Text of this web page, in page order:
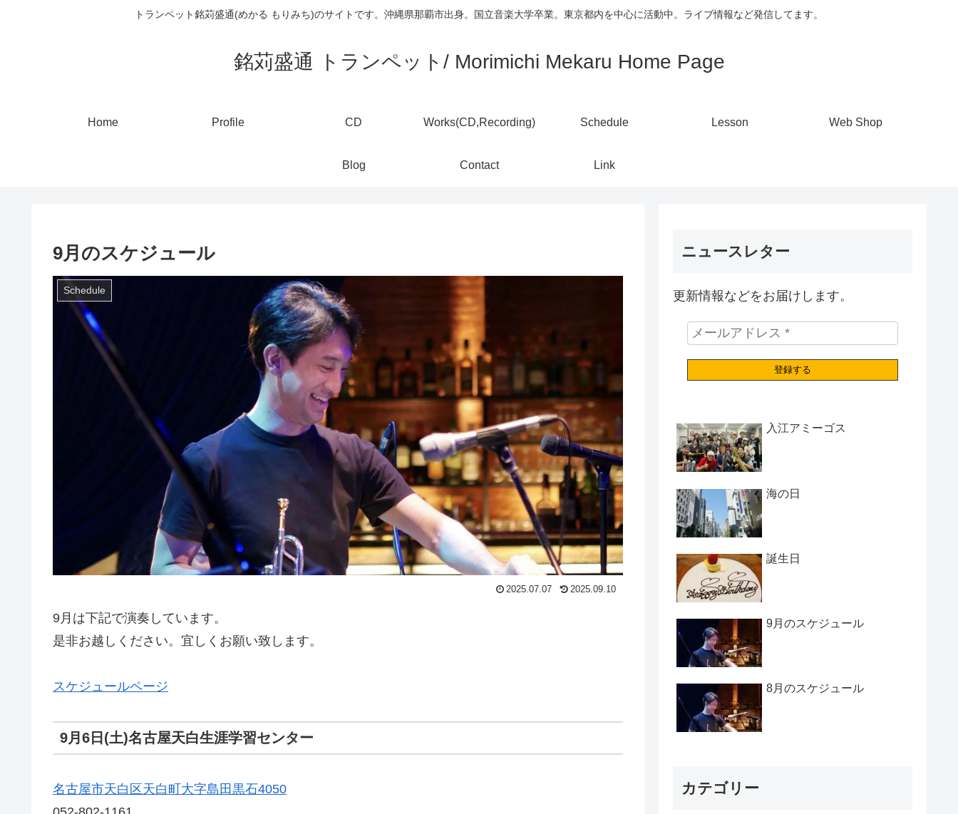
トランペット銘苅盛通(めかる もりみち)のサイトです。沖縄県那覇市出身。国立音楽大学卒業。東京都内を中心に活動中。ライブ情報など発信してます。
銘苅盛通 トランペット/ Morimichi Mekaru Home Page
Home Profile CD Works(CD,Recording) Schedule Lesson Web Shop
Blog Contact Link
9月のスケジュール
Schedule
2025.07.07 2025.09.10
9月は下記で演奏しています。
是非お越しください。宜しくお願い致します。
スケジュールページ
9月6日(土)名古屋天白生涯学習センター
名古屋市天白区天白町大字島田黒石4050
ニュースレター
更新情報などをお届けします。
入江アミーゴス
海の日
誕生日
9月のスケジュール
8月のスケジュール
カテゴリー